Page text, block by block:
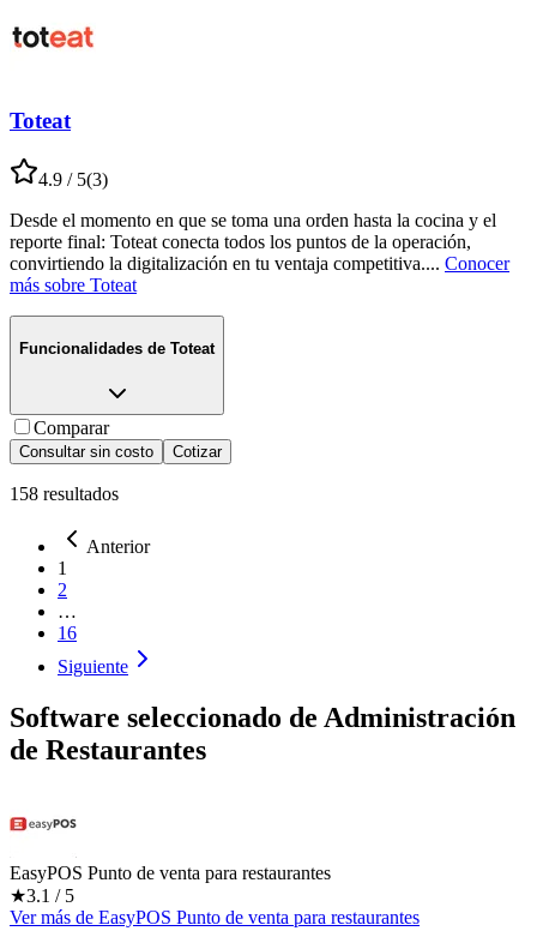
Toteat
4.9 / 5(3)
Desde el momento en que se toma una orden hasta la cocina y el
reporte final: Toteat conecta todos los puntos de la operación,
convirtiendo la digitalización en tu ventaja competitiva.... Conocer
más sobre Toteat
Funcionalidades de Toteat
Comparar
Consultar sin costo Cotizar
158 resultados
Anterior
1
2
…
16
Siguiente
Software seleccionado de Administración
de Restaurantes
EasyPOS Punto de venta para restaurantes
★3.1 / 5
Ver más de EasyPOS Punto de venta para restaurantes